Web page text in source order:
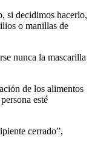
si decidimos hacerlo,
o manillas de
nunca la mascarilla
de los alimentos
esté
cerrado”,